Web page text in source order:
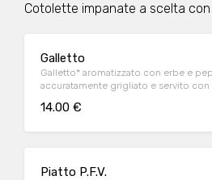
Cotolette impanate a scelta
Galletto
Galletto* aromatizzato con erbe e
accuratamente grigliato e servito con
14.00 €
Piatto P.F.V.